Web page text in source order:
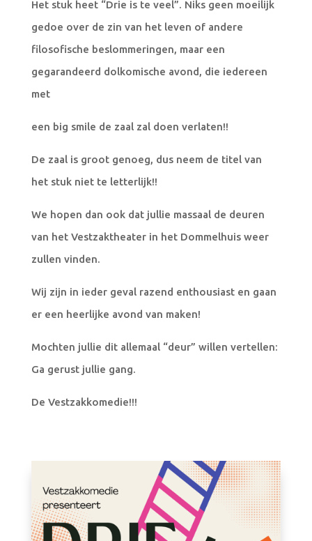
Het stuk heet “Drie is te veel”. Niks geen moeilijk
gedoe over de zin van het leven of andere
filosofische beslommeringen, maar een
gegarandeerd dolkomische avond, die iedereen
met
een big smile de zaal zal doen verlaten!!
De zaal is groot genoeg, dus neem de titel van
het stuk niet te letterlijk!!
We hopen dan ook dat jullie massaal de deuren
van het Vestzaktheater in het Dommelhuis weer
zullen vinden.
Wij zijn in ieder geval razend enthousiast en gaan
er een heerlijke avond van maken!
Mochten jullie dit allemaal “deur” willen vertellen:
Ga gerust jullie gang.
De Vestzakkomedie!!!